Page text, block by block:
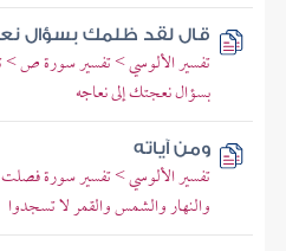
قال لقد ظلمك بسؤال
تفسير الألوسي > تفسير سورة ص >
بسؤال نعجتك إلى نعاجه
ومن آياته
تفسير الألوسي > تفسير سورة فصلت
والنهار والشمس والقمر لا تسجدوا